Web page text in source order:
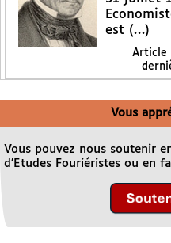
est (…)
Article
Vous
Vous pouvez nous soutenir
d’Etudes Fouriéristes ou en